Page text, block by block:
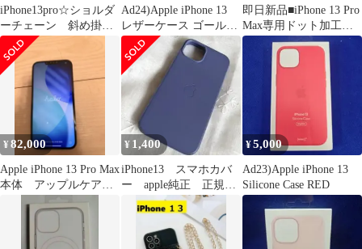
iPhone13pro☆ショルダ
ーチェーン 斜め掛け
OK クリア 3
Ad24)Apple iPhone 13
レザーケース ゴールデ
ンブラウン
即日新品■iPhone 13 Pro
Max専用ドット加工ソ
フトカバーケース透明
¥82,000
Apple iPhone 13 Pro Max
本体 アップルケア
¥ 1,400
iPhone13 スマホカバ
ー apple純正 正規
品 ブルー バイオレ
ット
¥5,000
Ad23)Apple iPhone 13
Silicone Case RED